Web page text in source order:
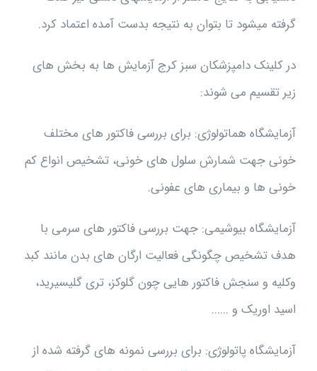
گرفته می­شود تا بتوان به نتیجه بدست آمده اعتماد کرد.
در کلینک دامپزشکان سبز کرج آزمایش ها به بخش های
زیر تقسیم می شوند:
آزمایشگاه هماتولوژی: برای بررسی فاکتور های مختلف
خونی جهت شمارش سلول های خونی، تشخیص انواع کم
خونی ها و بیماری های عفونی.
آزمایشگاه بیوشیمی: جهت بررسی فاکتور های سرمی با
هدف تشخیص چگونگی فعالیت ارگان های بدن مانند کبد
وکلیه و سنجش فاکتور هایی چون گلوکز، تری گلیسیرید،
اسید اوریک و ......
آزمایشگاه پاتولوژی: برای بررسی نمونه های گرفته شده از